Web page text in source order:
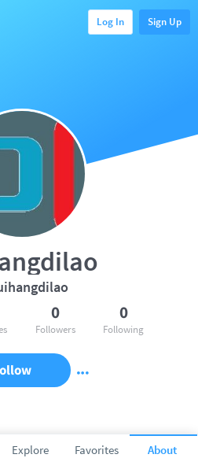
Log In Sign Up
Explore Favorites About
0
Followers
0
Following